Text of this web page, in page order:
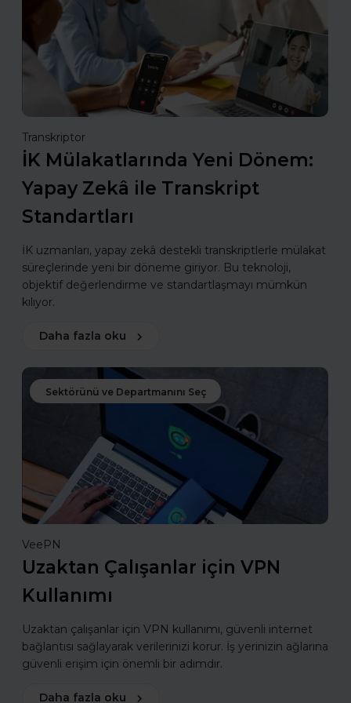
Transkriptor
İK Mülakatlarında Yeni Dönem:
Yapay Zekâ ile Transkript
Standartları
İK uzmanları, yapay zekâ destekli transkriptlerle mülakat
süreçlerinde yeni bir döneme giriyor. Bu teknoloji,
objektif değerlendirme ve standartlaşmayı mümkün
kılıyor.
Daha fazla oku
Sektörünü ve Departmanını Seç
VeePN
Uzaktan Çalışanlar için VPN
Kullanımı
Uzaktan çalışanlar için VPN kullanımı, güvenli internet
bağlantısı sağlayarak verilerinizi korur. İş yerinizin ağlarına
güvenli erişim için önemli bir adımdır.
Daha fazla oku